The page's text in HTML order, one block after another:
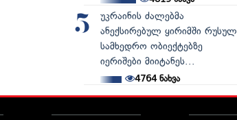
5
უკრაინის ძალებმა
ანექსირებულ ყირიმში რუსულ
სამხედრო ობიექტებზე
იერიშები მიიტანეს...
4764ნახვა